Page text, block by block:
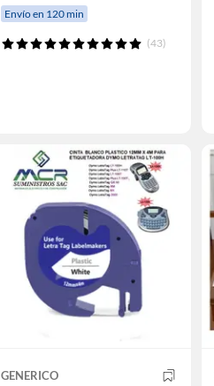
Envío en 120 min
(43)
GENERICO